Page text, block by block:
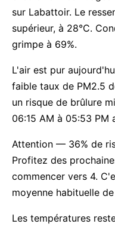
sur Labattoir. Le
supérieur, à 28°C.
grimpe à 69%.
L'air est pur
faible taux de PM2.5
un risque de brûlure
06:15 AM à 05:53 PM
Attention — 36% de
Profitez des
commencer vers 4.
moyenne habituelle
Les températures